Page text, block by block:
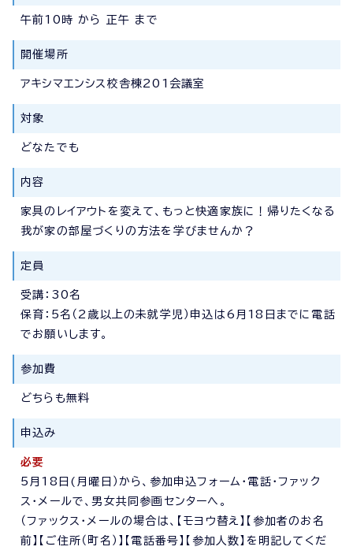
午前10時 から 正午 まで
開催場所
アキシマエンシス校舎棟201会議室
対象
どなたでも
内容
家具のレイアウトを変えて、もっと快適家族に！帰りたくなる
我が家の部屋づくりの方法を学びませんか？
定員
受講：30名
保育：5名（2歳以上の未就学児）申込は6月18日までに電話
でお願いします。
参加費
どちらも無料
申込み
必要
5月18日(月曜日）から、参加申込フォーム・電話・ファック
ス・メールで、男女共同参画センターへ。
（ファックス・メールの場合は、【モヨウ替え】【参加者のお名
前】【ご住所（町名）】【電話番号】【参加人数】を明記してくだ